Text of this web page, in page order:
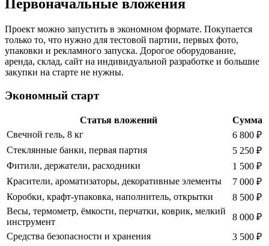
Первоначальные вложения
Проект можно запустить в экономном формате. Покупается
только то, что нужно для тестовой партии, первых фото,
упаковки и рекламного запуска. Дорогое оборудование,
аренда, склад, сайт на индивидуальной разработке и большие
закупки на старте не нужны.
Экономный старт
Статья вложений
Сумма
Свечной гель, 8 кг
6 800 ₽
Стеклянные банки, первая партия
5 250 ₽
Фитили, держатели, расходники
1 500 ₽
Красители, ароматизаторы, декоративные элементы
7 000 ₽
Коробки, крафт-упаковка, наполнитель, открытки
8 500 ₽
Весы, термометр, ёмкости, перчатки, коврик, мелкий
инструмент
8 000 ₽
Средства безопасности и хранения
3 500 ₽